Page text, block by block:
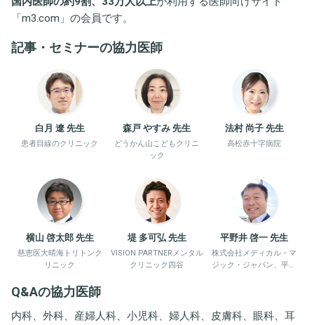
「m3.com 」の会員です。
記事・セミナーの協力医師
白月 遼 先生
患者目線のクリニック
森戸 やすみ 先生
どうかん山こどもクリニ
ック
法村 尚子 先生
高松赤十字病院
横山 啓太郎 先生
慈恵医大晴海トリトンク
リニック
堤 多可弘 先生
VISION PARTNERメンタル
クリニック四谷
平野井 啓一 先生
株式会社メディカル・マ
ジック・ジャパン、平野
Q&Aの協力医師
内科、外科、産婦人科、小児科、婦人科、皮膚科、眼科、耳